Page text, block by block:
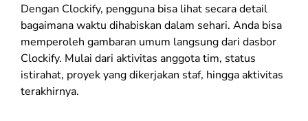
Dengan Clockify, pengguna bisa lihat secara detail
bagaimana waktu dihabiskan dalam sehari. Anda bisa
memperoleh gambaran umum langsung dari dasbor
Clockify. Mulai dari aktivitas anggota tim, status
istirahat, proyek yang dikerjakan staf, hingga aktivitas
terakhirnya.